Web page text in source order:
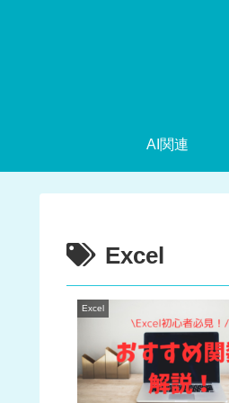
AI関連
Excel
Excel